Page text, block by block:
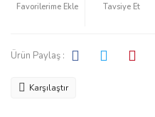
Tavsiye Et
Ürün Paylaş :
Karşılaştır